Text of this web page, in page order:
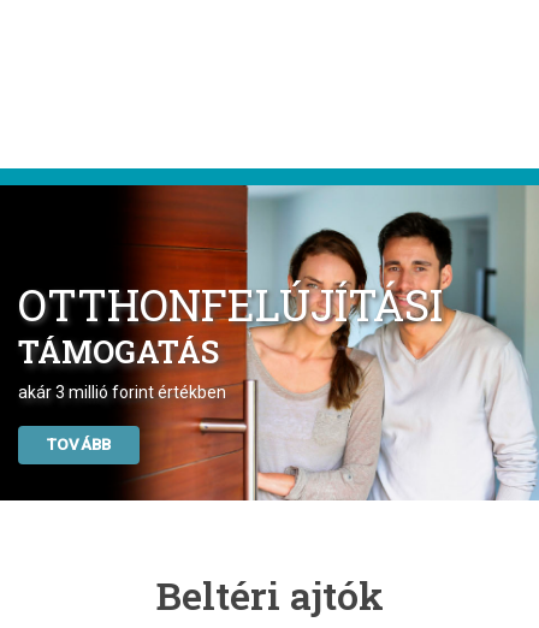
OTTHONFELÚJÍTÁSI
TÁMOGATÁS
akár 3 millió forint értékben
TOVÁBB
Beltéri ajtók